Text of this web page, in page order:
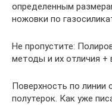
определенным
ножовки по
Не пропустите:
методы и их отличия +
Поверхность по
полутерок. Как уже